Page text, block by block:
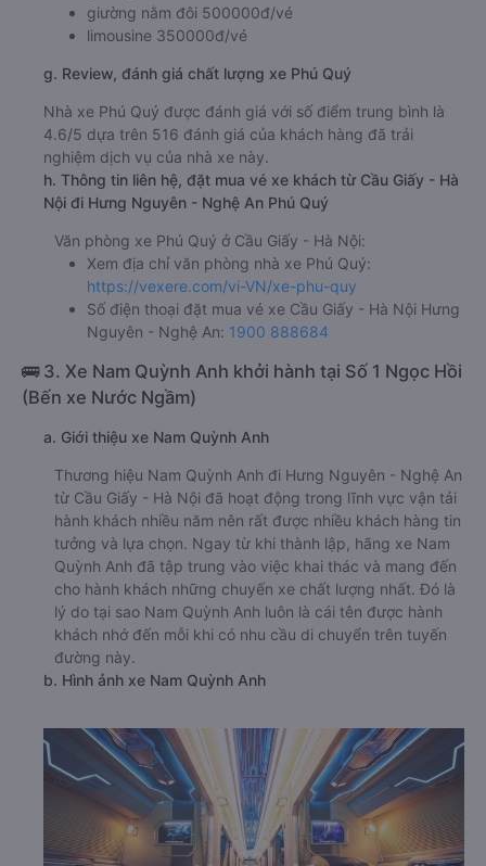
giường nằm đôi 500000đ/vé
limousine 350000đ/vé
g. Review, đánh giá chất lượng xe Phú Quý
Nhà xe Phú Quý được đánh giá với số điểm trung bình là
4.6/5 dựa trên 516 đánh giá của khách hàng đã trải
nghiệm dịch vụ của nhà xe này.
h. Thông tin liên hệ, đặt mua vé xe khách từ Cầu Giấy - Hà
Nội đi Hưng Nguyên - Nghệ An Phú Quý
Văn phòng xe Phú Quý ở Cầu Giấy - Hà Nội:
Xem địa chỉ văn phòng nhà xe Phú Quý:
https://vexere.com/vi-VN/xe-phu-quy
Số điện thoại đặt mua vé xe Cầu Giấy - Hà Nội Hưng
Nguyên - Nghệ An: 1900 888684
🚌 3. Xe Nam Quỳnh Anh khởi hành tại Số 1 Ngọc Hồi
(Bến xe Nước Ngầm)
a. Giới thiệu xe Nam Quỳnh Anh
Thương hiệu Nam Quỳnh Anh đi Hưng Nguyên - Nghệ An
từ Cầu Giấy - Hà Nội đã hoạt động trong lĩnh vực vận tải
hành khách nhiều năm nên rất được nhiều khách hàng tin
tưởng và lựa chọn. Ngay từ khi thành lập, hãng xe Nam
Quỳnh Anh đã tập trung vào việc khai thác và mang đến
cho hành khách những chuyến xe chất lượng nhất. Đó là
lý do tại sao Nam Quỳnh Anh luôn là cái tên được hành
khách nhớ đến mỗi khi có nhu cầu di chuyển trên tuyến
đường này.
b. Hình ảnh xe Nam Quỳnh Anh